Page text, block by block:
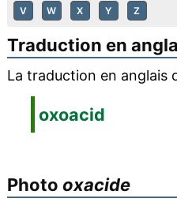
V W X Y Z
Traduction en
La traduction en anglais
oxoacid
Photo oxacide